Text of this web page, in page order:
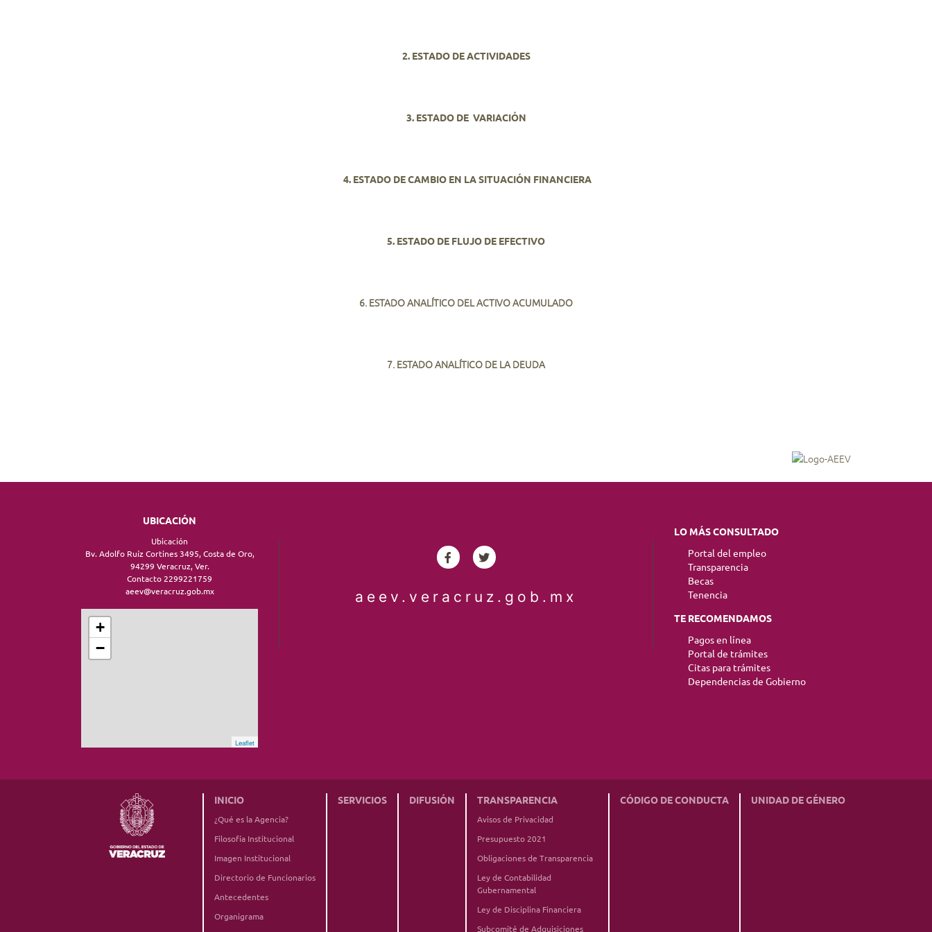
2. ESTADO DE ACTIVIDADES
3.ESTADO DE VARIACIÓN
4. ESTADO DE CAMBIO EN LA SITUACIÓN FINANCIERA
5. ESTADO DE FLUJO DE EFECTIVO
6. ESTADO ANALÍTICO DEL ACTIVO ACUMULADO
7. ESTADO ANALÍTICO DE LA DEUDA
UBICACIÓN
Ubicación
Bv. Adolfo Ruíz Cortines 3495, Costa de Oro,
94299 Veracruz, Ver.
Contacto 2299221759
aeev@veracruz.gob.mx
+
−
Leaflet
aeev.veracruz.gob.mx
LO MÁS CONSULTADO
Portal del empleo
Transparencia
Becas
Tenencia
TE RECOMENDAMOS
Pagos en línea
Portal de trámites
Citas para trámites
Dependencias de Gobierno
INICIO
¿Qué es la Agencia?
Filosofía Institucional
Imagen Institucional
Directorio de Funcionarios
Antecedentes
Organigrama
SERVICIOS DIFUSIÓN TRANSPARENCIA
Avisos de Privacidad
Presupuesto 2021
Obligaciones de Transparencia
Ley de Contabilidad
Gubernamental
Ley de Disciplina Financiera
Subcomité de Adquisiciones
CÓDIGO DE CONDUCTA UNIDAD DE GÉNERO